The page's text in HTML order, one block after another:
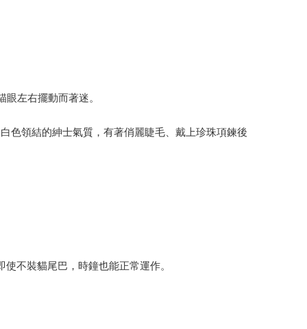
左右擺動而著迷。
色領結的紳士氣質，有著俏麗睫毛、戴上珍珠項鍊後
不裝貓尾巴，時鐘也能正常運作。